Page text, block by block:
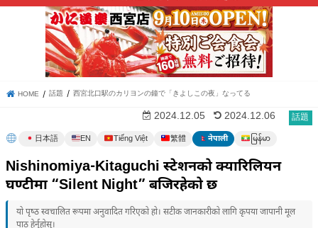
HOME 話題 西宮北口駅のカリヨンの鐘で「きよしこの夜」なってる
話題
2024.12.05 2024.12.06
日本語 EN Tiếng Việt 繁體 नेपाली မြန်မာ
Nishinomiya-Kitaguchi स्टेशनको क्यारिलियन
घण्टीमा “Silent Night” बजिरहेको छ
यो पृष्ठ स्वचालित रूपमा अनुवादित गरिएको हो। सटीक जानकारीको लागि कृपया जापानी मूल
पाठ हेर्नुहोस्।